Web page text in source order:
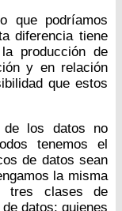
que podríamos
diferencia tiene
producción de
y en relación
que estos
de los datos no
tenemos el
de datos sean
la misma
tres clases de
datos: quienes